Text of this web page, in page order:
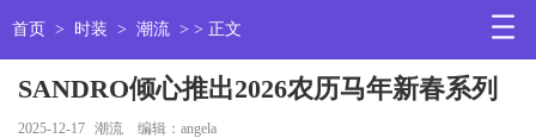
首页 > 时装 > 潮流 > > 正文
SANDRO倾心推出2026农历马年新春系列
2025-12-17 潮流 编辑：angela